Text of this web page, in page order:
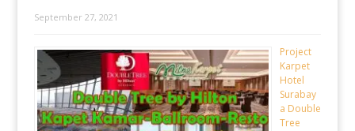
September 27, 2021
Project
Karpet
Hotel
Surabay
a Double
Tree